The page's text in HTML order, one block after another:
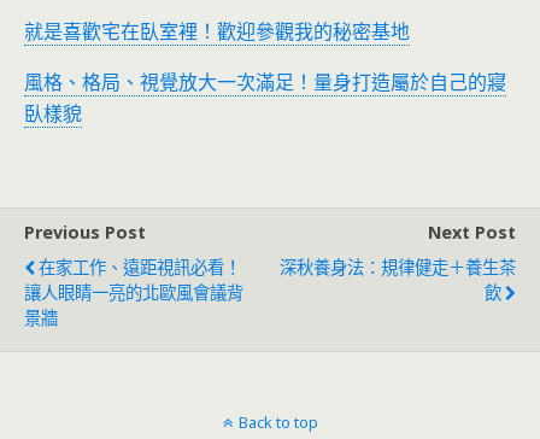
就是喜歡宅在臥室裡！歡迎參觀我的秘密基地
風格、格局、視覺放大一次滿足！量身打造屬於自己的寢
臥樣貌
Previous Post
在家工作、遠距視訊必看！
讓人眼睛一亮的北歐風會議背
景牆
Next Post
深秋養身法：規律健走＋養生茶
飲
Back to top